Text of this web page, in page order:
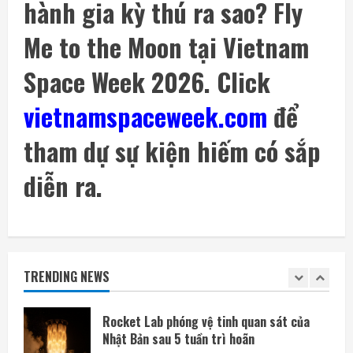
hành gia kỳ thú ra sao? Fly
Me to the Moon tại Vietnam
Space Week 2026. Click
vietnamspaceweek.com để
tham dự sự kiện hiếm có sắp
diễn ra.
TRENDING NEWS
đỡ trong Flight 14 cuối tháng 8
7 Tháng 8 2026, 05:37
5
Mảnh tên lửa SpaceX lao xuống Mặt Trăng
với tốc độ gần 8.700 km/h
6 Tháng 8 2026, 20:03
1
Meta ra mắt tác nhân AI lập trình, cạnh
tranh với Anthropic và OpenAI
2
Rocket Lab phóng vệ tinh quan sát của
OpenAI sắp bỏ giới hạn nhắn tin đối với
người dùng ChatGPT miễn phí